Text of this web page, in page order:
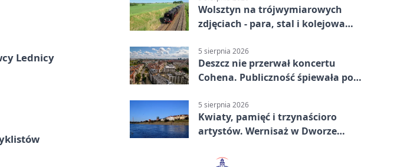
Lednicy
Wolsztyn na trójwymiarowych
zdjęciach - para, stal i kolejowa
5 sierpnia 2026
Deszcz nie przerwał koncertu
Cohena. Publiczność śpiewała pod
5 sierpnia 2026
Kwiaty, pamięć i trzynaścioro
artystów. Wernisaż w Dworze